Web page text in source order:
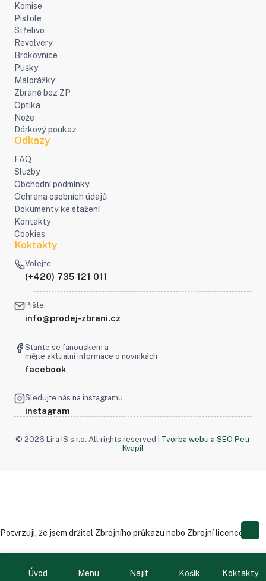
Úvod Menu Najít Košík Koktakty
Komise
Pistole
Střelivo
Revolvery
Brokovnice
Pušky
Malorážky
Zbraně bez ZP
Optika
Nože
Dárkový poukaz
Odkazy
FAQ
Služby
Obchodní podmínky
Ochrana osobních údajů
Dokumenty ke stažení
Kontakty
Cookies
Koktakty
Volejte:
(+420) 735 121 011
Pište:
info@prodej-zbrani.cz
Staňte se fanouškem a
mějte aktualní informace o novinkách
facebook
Sledujte nás na instagramu
instagram
© 2026 Lira IS s.r.o. All rights reserved | Tvorba webu a SEO Petr
Kvapil
Potvrzuji, že jsem držitel Zbrojního průkazu nebo Zbrojní licence.
Potvrzuji
Nevlastním zbrojní průkaz